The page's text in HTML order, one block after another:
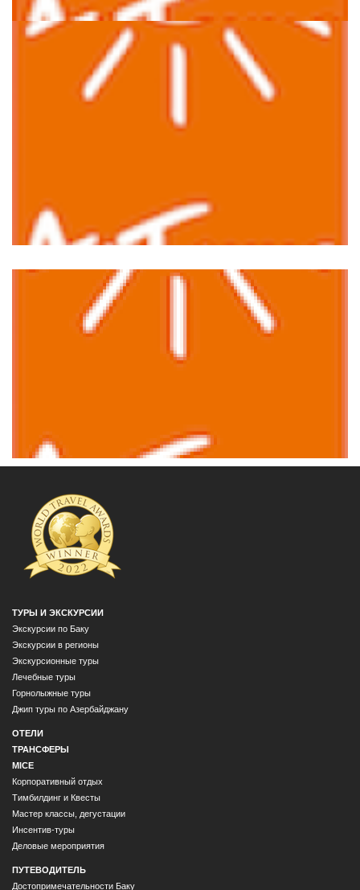
ТУРЫ И ЭКСКУРСИИ
Экскурсии по Баку
Экскурсии в регионы
Экскурсионные туры
Лечебные туры
Горнолыжные туры
Джип туры по Азербайджану
ОТЕЛИ
ТРАНСФЕРЫ
MICE
Корпоративный отдых
Тимбилдинг и Квесты
Мастер классы, дегустации
Инсентив-туры
Деловые мероприятия
ПУТЕВОДИТЕЛЬ
Достопримечательности Баку